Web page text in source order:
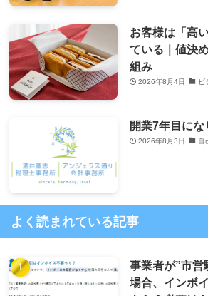
お客様は「高
ている｜値決
組み
2026年8月4日 ビ
開業7年目にな
2026年8月3日 自
よく読まれている記事
事業者が”市営
場合、インボ